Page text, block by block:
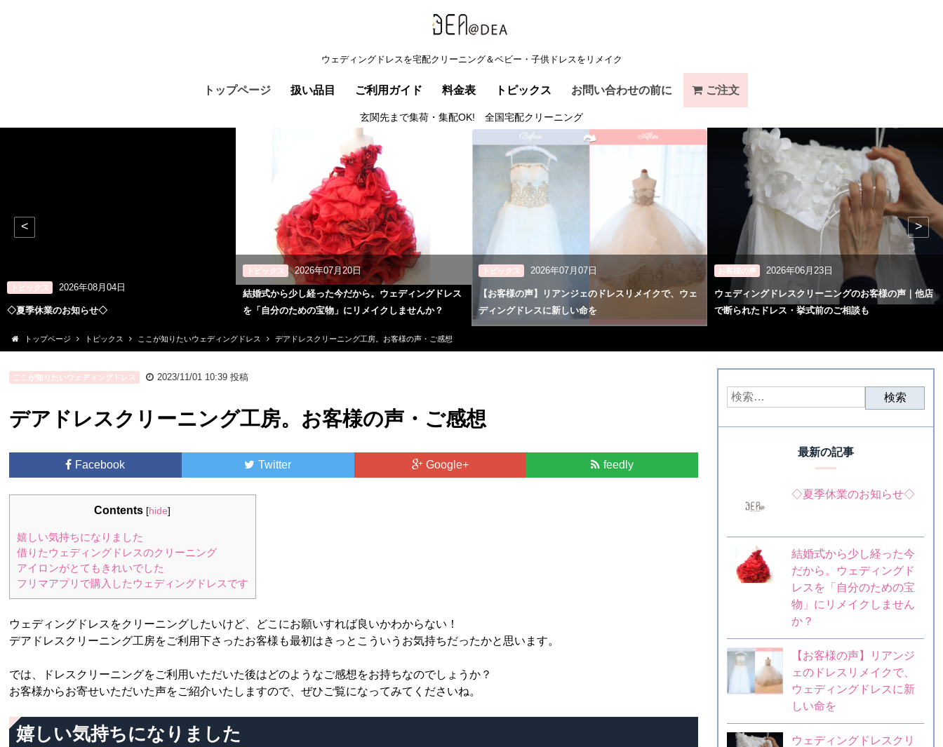
ウェディングドレスを宅配クリーニング＆ベビー・子供ドレスをリメイク
トップページ 扱い品目 ご利用ガイド 料金表 トピックス お問い合わせの前に ご注文
玄関先まで集荷・集配OK! 全国宅配クリーニング
トピックス 2026年08月04日
◇夏季休業のお知らせ◇
トピックス 2026年07月20日
結婚式から少し経った今だから。ウェディングドレス
を「自分のための宝物」にリメイクしませんか？
トピックス 2026年07月07日
【お客様の声】リアンジェのドレスリメイクで、ウェ
ディングドレスに新しい命を
お客様の声 2026年06月23日
ウェディングドレスクリーニングのお客様の声｜他店
で断られたドレス・挙式前のご相談も
< >
トップページ トピックス ここが知りたいウェディングドレス デアドレスクリーニング工房。お客様の声・ご感想
ここが知りたいウェディングドレス 2023/11/01 10:39投稿
デアドレスクリーニング工房。お客様の声・ご感想
Facebook Twitter Google+ feedly
Contents [hide]
嬉しい気持ちになりました
借りたウェディングドレスのクリーニング
アイロンがとてもきれいでした
フリマアプリで購入したウェディングドレスです
ウェディングドレスをクリーニングしたいけど、どこにお願いすれば良いかわからない！
デアドレスクリーニング工房をご利用下さったお客様も最初はきっとこういうお気持ちだったかと思います。
では、ドレスクリーニングをご利用いただいた後はどのようなご感想をお持ちなのでしょうか？
お客様からお寄せいただいた声をご紹介いたしますので、ぜひご覧になってみてくださいね。
嬉しい気持ちになりました
最新の記事
◇夏季休業のお知らせ◇
結婚式から少し経った今
だから。ウェディングド
レスを「自分のための宝
物」にリメイクしません
か？
【お客様の声】リアンジ
ェのドレスリメイクで、
ウェディングドレスに新
しい命を
ウェディングドレスクリ